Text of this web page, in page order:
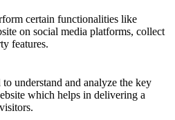
certain functionalities like
on social media platforms, collect
features.
understand and analyze the key
which helps in delivering a